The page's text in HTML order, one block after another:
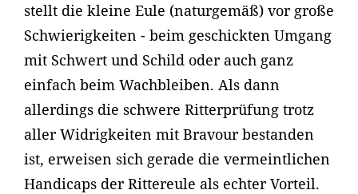
stellt die kleine Eule (naturgemäß) vor große
Schwierigkeiten - beim geschickten Umgang
mit Schwert und Schild oder auch ganz
einfach beim Wachbleiben. Als dann
allerdings die schwere Ritterprüfung trotz
aller Widrigkeiten mit Bravour bestanden
ist, erweisen sich gerade die vermeintlichen
Handicaps der Rittereule als echter Vorteil.